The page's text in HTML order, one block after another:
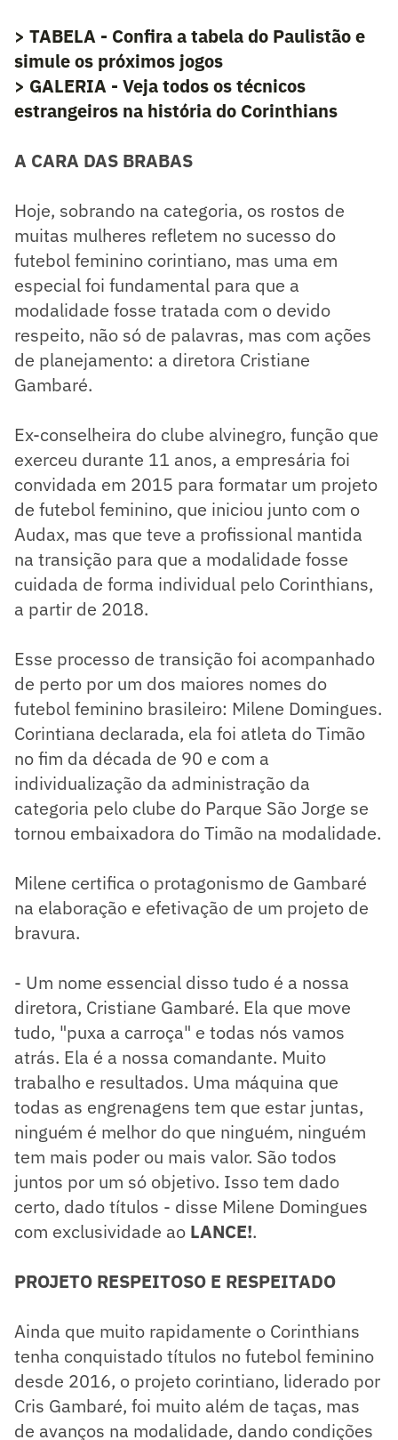
> TABELA - Confira a tabela do Paulistão e
simule os próximos jogos
> GALERIA - Veja todos os técnicos
estrangeiros na história do Corinthians
A CARA DAS BRABAS
Hoje, sobrando na categoria, os rostos de
muitas mulheres refletem no sucesso do
futebol feminino corintiano, mas uma em
especial foi fundamental para que a
modalidade fosse tratada com o devido
respeito, não só de palavras, mas com ações
de planejamento: a diretora Cristiane
Gambaré.
Ex-conselheira do clube alvinegro, função que
exerceu durante 11 anos, a empresária foi
convidada em 2015 para formatar um projeto
de futebol feminino, que iniciou junto com o
Audax, mas que teve a profissional mantida
na transição para que a modalidade fosse
cuidada de forma individual pelo Corinthians,
a partir de 2018.
Esse processo de transição foi acompanhado
de perto por um dos maiores nomes do
futebol feminino brasileiro: Milene Domingues.
Corintiana declarada, ela foi atleta do Timão
no fim da década de 90 e com a
individualização da administração da
categoria pelo clube do Parque São Jorge se
tornou embaixadora do Timão na modalidade.
Milene certifica o protagonismo de Gambaré
na elaboração e efetivação de um projeto de
bravura.
- Um nome essencial disso tudo é a nossa
diretora, Cristiane Gambaré. Ela que move
tudo, "puxa a carroça" e todas nós vamos
atrás. Ela é a nossa comandante. Muito
trabalho e resultados. Uma máquina que
todas as engrenagens tem que estar juntas,
ninguém é melhor do que ninguém, ninguém
tem mais poder ou mais valor. São todos
juntos por um só objetivo. Isso tem dado
certo, dado títulos - disse Milene Domingues
com exclusividade ao LANCE!.
PROJETO RESPEITOSO E RESPEITADO
Ainda que muito rapidamente o Corinthians
tenha conquistado títulos no futebol feminino
desde 2016, o projeto corintiano, liderado por
Cris Gambaré, foi muito além de taças, mas
de avanços na modalidade, dando condições